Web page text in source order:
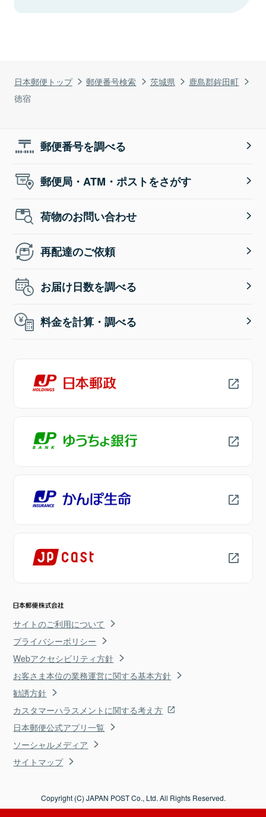
日本郵便トップ 郵便番号検索 茨城県
鹿島郡鉾田町
徳宿
郵便番号を調べる
郵便局・ATM・ポストをさがす
荷物のお問い合わせ
再配達のご依頼
お届け日数を調べる
料金を計算・調べる
サイトのご利用について
プライバシーポリシー
Webアクセシビリティ方針
お客さま本位の業務運営に関する基本方針
勧誘方針
カスタマーハラスメントに関する考え方
日本郵便公式アプリ一覧
ソーシャルメディア
サイトマップ
Copyright (C) JAPAN POST Co., Ltd. All Rights Reserved.